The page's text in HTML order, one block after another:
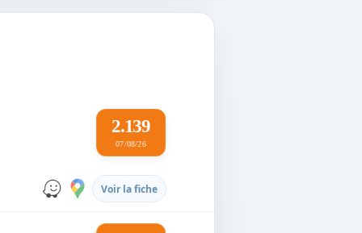
2.139
07/08/26
Voir la fiche